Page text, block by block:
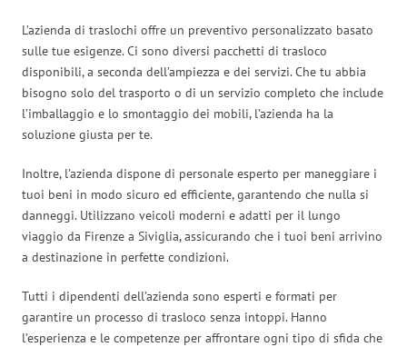
L’azienda di traslochi offre un preventivo personalizzato basato
sulle tue esigenze. Ci sono diversi pacchetti di trasloco
disponibili, a seconda dell’ampiezza e dei servizi. Che tu abbia
bisogno solo del trasporto o di un servizio completo che include
l’imballaggio e lo smontaggio dei mobili, l’azienda ha la
soluzione giusta per te.
Inoltre, l’azienda dispone di personale esperto per maneggiare i
tuoi beni in modo sicuro ed efficiente, garantendo che nulla si
danneggi. Utilizzano veicoli moderni e adatti per il lungo
viaggio da Firenze a Siviglia, assicurando che i tuoi beni arrivino
a destinazione in perfette condizioni.
Tutti i dipendenti dell’azienda sono esperti e formati per
garantire un processo di trasloco senza intoppi. Hanno
l’esperienza e le competenze per affrontare ogni tipo di sfida che